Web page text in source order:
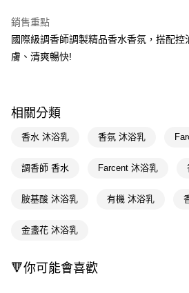
悠遊付
Google Pay
【關於「AFTEE先享後付」】
便利好安心！
２．便利：只要手機號碼，簡訊認證，即可結
【「AFTEE先享後付」結帳流程】
結帳頁面，進行簡訊認證並確認金額後，即可
ATM／網路銀行／等多元方式進行付款，方視為
每筆NT$65，滿NT$390(含以上)免運費
付款後全家取貨
萊爾富取貨付款
銷售重點
國際級調香師調製精品香水香氛，搭配
膚、清爽暢快!
相關分類
香水 沐浴乳 香氛 沐浴乳
調香師 香水 Farcent 沐浴乳
胺基酸 沐浴乳 有機 沐浴乳
金盞花 沐浴乳
🔻你可能會喜歡